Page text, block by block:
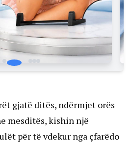
gjatë ditës, ndërmjet orës
mesditës, kishin një
për të vdekur nga çfarëdo